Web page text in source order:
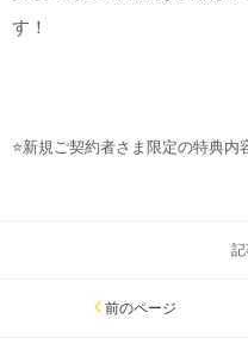
す！
⭐新規ご契約者さま限定の特典内
前のページ